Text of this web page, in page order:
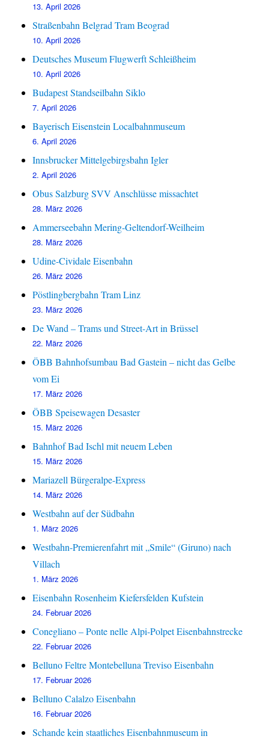
13. April 2026
Straßenbahn Belgrad Tram Beograd
10. April 2026
Deutsches Museum Flugwerft Schleißheim
10. April 2026
Budapest Standseilbahn Siklo
7. April 2026
Bayerisch Eisenstein Localbahnmuseum
6. April 2026
Innsbrucker Mittelgebirgsbahn Igler
2. April 2026
Obus Salzburg SVV Anschlüsse missachtet
28. März 2026
Ammerseebahn Mering-Geltendorf-Weilheim
28. März 2026
Udine-Cividale Eisenbahn
26. März 2026
Pöstlingbergbahn Tram Linz
23. März 2026
De Wand – Trams und Street-Art in Brüssel
22. März 2026
ÖBB Bahnhofsumbau Bad Gastein – nicht das Gelbe
vom Ei
17. März 2026
ÖBB Speisewagen Desaster
15. März 2026
Bahnhof Bad Ischl mit neuem Leben
15. März 2026
Mariazell Bürgeralpe-Express
14. März 2026
Westbahn auf der Südbahn
1. März 2026
Westbahn-Premierenfahrt mit „Smile“ (Giruno) nach
Villach
1. März 2026
Eisenbahn Rosenheim Kiefersfelden Kufstein
24. Februar 2026
Conegliano – Ponte nelle Alpi-Polpet Eisenbahnstrecke
22. Februar 2026
Belluno Feltre Montebelluna Treviso Eisenbahn
17. Februar 2026
Belluno Calalzo Eisenbahn
16. Februar 2026
Schande kein staatliches Eisenbahnmuseum in